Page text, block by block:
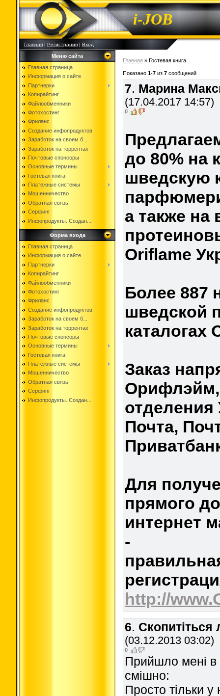
i-JOB
Главная|Регистрация|Вход
Меню сайта
Главная страница
Информация о сайте
Партнерки
Копирайтинг
Файлообменники
Фотохостинг
Фриланс
Создание инфопродуктов
Заработок на своем б...
Заработок на торрентах
Почтовые спонсоры
Основные термины
Гостевая книга
Платежные системы
Мошенничество
Обратная связь
Серфинг
Инфопродукты. Создан...
Форма входа
Главная страница
Информация о сайте
Партнерки
Копирайтинг
Файлообменники
Фотохостинг
Фриланс
Создание инфопродуктов
Заработок на своем б...
Заработок на торрентах
Почтовые спонсоры
Основные термины
Гостевая книга
Платежные системы
Мошенничество
Обратная связь
Серфинг
Инфопродукты. Создан...
Главная » Гостевая книга
Показано 1-7 из 7 сообщений
7. Марина
(17.04.2017 14:57)
0
до 80% на
шведскую
а также
Oriflame
Более 887
шведской
каталогах
Заказ
Орифлэйм,
отделения
Почта,
Для
прямого
интернет
-
http://
6. Скопитіться
(03.12.2013 03:02)
0
Прийшло мені в
смішно:
Просто тільки